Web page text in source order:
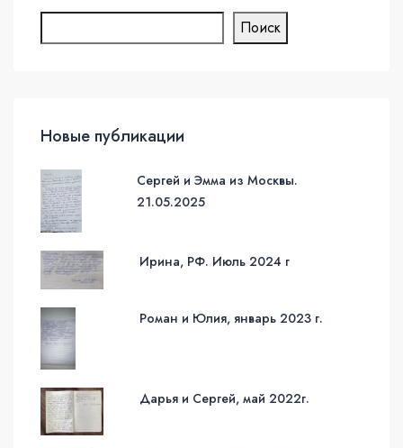
Поиск
Новые публикации
Сергей и Эмма из Москвы.
21.05.2025
Ирина, РФ. Июль 2024 г
Роман и Юлия, январь 2023 г.
Дарья и Сергей, май 2022г.